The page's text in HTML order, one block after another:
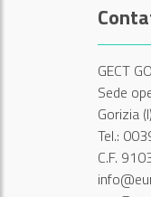
GECT
Sede
Gorizia (I)
Tel.:
C.F.